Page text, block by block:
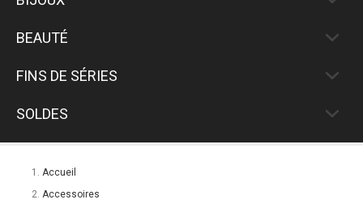
BEAUTÉ
FINS DE SÉRIES
SOLDES
Accueil
Accessoires